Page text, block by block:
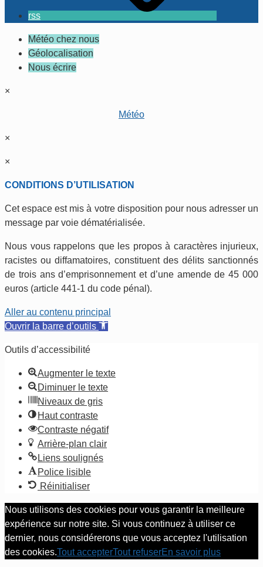
rss
Météo chez nous
Géolocalisation
Nous écrire
×
Météo
×
×
CONDITIONS D’UTILISATION
Cet espace est mis à votre disposition pour nous adresser un
message par voie dématérialisée.
Nous vous rappelons que les propos à caractères injurieux,
racistes ou diffamatoires, constituent des délits sanctionnés
de trois ans d’emprisonnement et d’une amende de 45 000
euros (article 441-1 du code pénal).
Aller au contenu principal
Ouvrir la barre d’outils
Outils d’accessibilité
Augmenter le texte
Diminuer le texte
Niveaux de gris
Haut contraste
Contraste négatif
Arrière-plan clair
Liens soulignés
Police lisible
Réinitialiser
Nous utilisons des cookies pour vous garantir la meilleure
expérience sur notre site. Si vous continuez à utiliser ce
dernier, nous considérerons que vous acceptez l'utilisation
des cookies.Tout accepterTout refuserEn savoir plus